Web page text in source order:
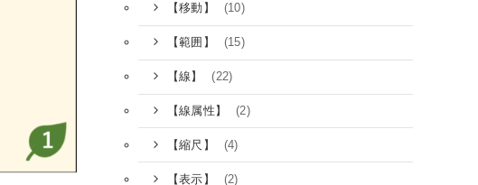
【移動】 (10)
【範囲】 (15)
【線】 (22)
【線属性】 (2)
【縮尺】 (4)
【表示】 (2)